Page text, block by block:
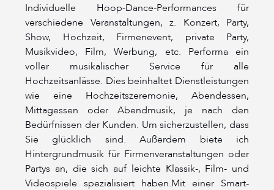
Individuelle Hoop-Dance-Performances für
verschiedene Veranstaltungen, z. Konzert, Party,
Show, Hochzeit, Firmenevent, private Party,
Musikvideo, Film, Werbung, etc. Performa ein
voller musikalischer Service für alle
Hochzeitsanlässe. Dies beinhaltet Dienstleistungen
wie eine Hochzeitszeremonie, Abendessen,
Mittagessen oder Abendmusik, je nach den
Bedürfnissen der Kunden. Um sicherzustellen, dass
Sie glücklich sind. Außerdem biete ich
Hintergrundmusik für Firmenveranstaltungen oder
Partys an, die sich auf leichte Klassik-, Film- und
Videospiele spezialisiert haben.Mit einer Smart-